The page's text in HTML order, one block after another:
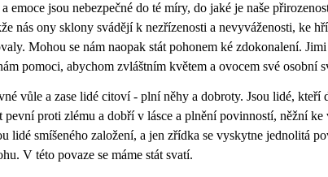
emoce jsou nebezpečné do té míry, do jaké je naše
nás ony sklony svádějí k nezřízenosti a nevyváženosti, ke
Mohou se nám naopak stát pohonem ké zdokonalení.
pomoci, abychom zvláštním květem a ovocem své osobní
vůle a zase lidé citoví - plní něhy a dobroty. Jsou lidé,
pevní proti zlému a dobří v lásce a plnění povinností, něžní ke
lidé smíšeného založení, a jen zřídka se vyskytne jednolitá
V této povaze se máme stát svatí.